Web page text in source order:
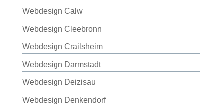
Webdesign Calw
Webdesign Cleebronn
Webdesign Crailsheim
Webdesign Darmstadt
Webdesign Deizisau
Webdesign Denkendorf